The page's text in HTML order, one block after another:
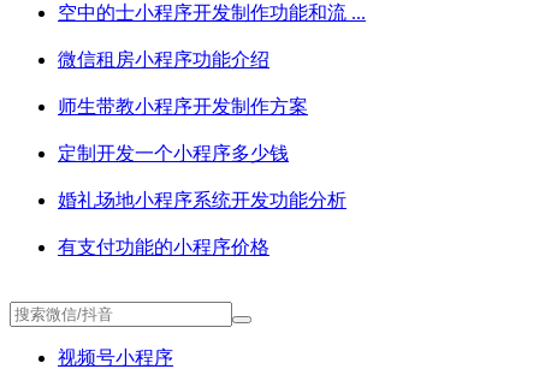
空中的士小程序开发制作功能和流 ...
微信租房小程序功能介绍
师生带教小程序开发制作方案
定制开发一个小程序多少钱
婚礼场地小程序系统开发功能分析
有支付功能的小程序价格
视频号小程序